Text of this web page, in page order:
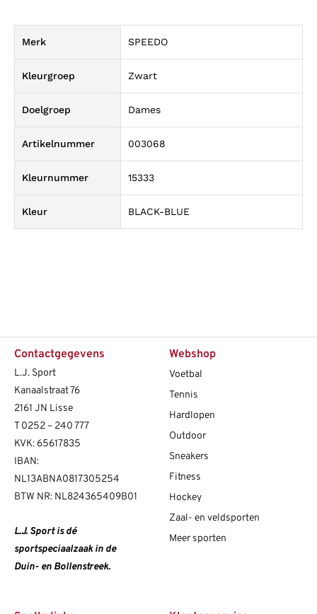
Merk SPEEDO
Kleurgroep Zwart
Doelgroep Dames
Artikelnummer 003068
Kleurnummer 15333
Kleur BLACK-BLUE
Contactgegevens
L.J. Sport
Kanaalstraat 76
2161 JN Lisse
T 0252 – 240 777
KVK: 65617835
IBAN:
NL13ABNA0817305254
BTW NR: NL824365409B01
L.J. Sport is dé
sportspeciaalzaak in de
Duin- en Bollenstreek.
Webshop
Voetbal
Tennis
Hardlopen
Outdoor
Sneakers
Fitness
Hockey
Zaal- en veldsporten
Meer sporten